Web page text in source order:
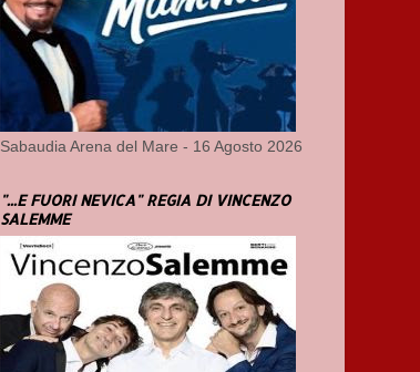
Sabaudia Arena del Mare - 16 Agosto 2026
"...E FUORI NEVICA" REGIA DI VINCENZO
SALEMME